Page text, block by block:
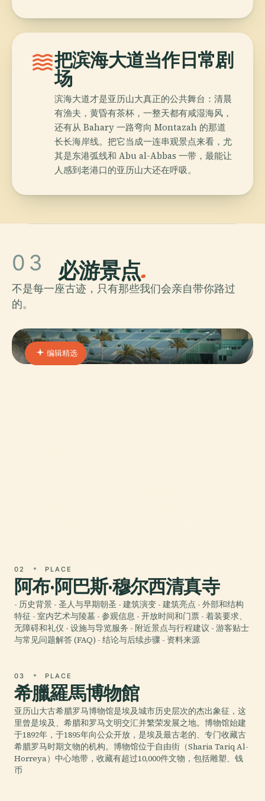
waves把滨海大道当作日常剧
场
滨海大道才是亚历山大真正的公共舞台：清晨
有渔夫，黄昏有茶杯，一整天都有咸湿海风，
还有从 Bahary 一路弯向 Montazah 的那道
长长海岸线。把它当成一连串观景点来看，尤
其是东港弧线和 Abu al-Abbas 一带，最能让
人感到老港口的亚历山大还在呼吸。
03 必游景点.
不是每一座古迹，只有那些我们会亲自带你路过
的。
编辑精选
02 PLACE
阿布·阿巴斯·穆尔西清真寺
- 历史背景 - 圣人与早期朝圣 - 建筑演变 - 建筑亮点 - 外部和结构
特征 - 室内艺术与陵墓 - 参观信息 - 开放时间和门票 - 着装要求、
无障碍和礼仪 - 设施与导览服务 - 附近景点与行程建议 - 游客贴士
与常见问题解答 (FAQ) - 结论与后续步骤 - 资料来源
03 PLACE
希臘羅馬博物館
亚历山大古希腊罗马博物馆是埃及城市历史层次的杰出象征，这
里曾是埃及、希腊和罗马文明交汇并繁荣发展之地。博物馆始建
于1892年，于1895年向公众开放，是埃及最古老的、专门收藏古
希腊罗马时期文物的机构。博物馆位于自由街（Sharia Tariq Al-
Horreya）中心地带，收藏有超过10,000件文物，包括雕塑、钱
币